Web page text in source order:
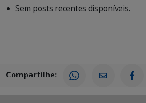
Sem posts recentes disponíveis.
Compartilhe: